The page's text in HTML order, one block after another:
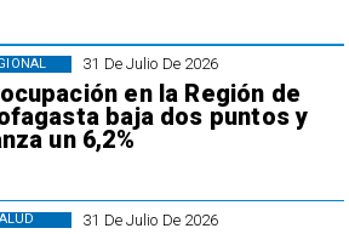
31 De Julio De 2026
en la Región de
baja dos puntos y
un 6,2%
31 De Julio De 2026